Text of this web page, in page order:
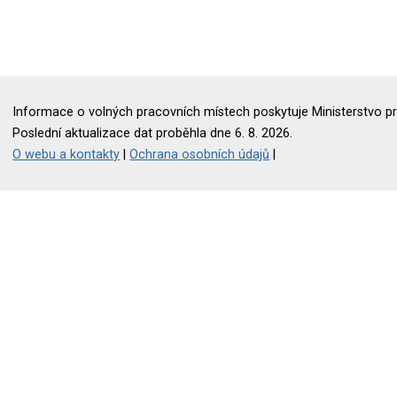
Informace o volných pracovních místech poskytuje Ministerstvo
Poslední aktualizace dat proběhla dne 6. 8. 2026.
O webu a kontakty |Ochrana osobních údajů